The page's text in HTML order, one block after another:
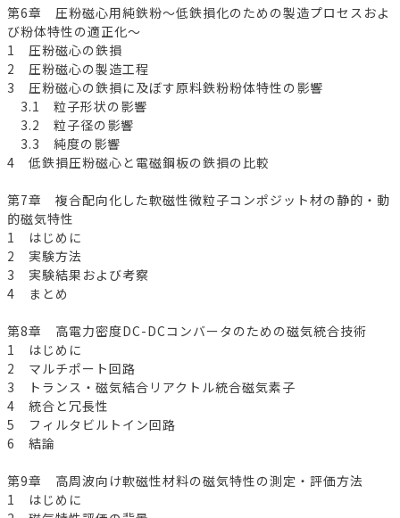
第6章 圧粉磁心用純鉄粉～低鉄損化のための製造プロセスおよ
び粉体特性の適正化～
1 圧粉磁心の鉄損
2 圧粉磁心の製造工程
3 圧粉磁心の鉄損に及ぼす原料鉄粉粉体特性の影響
3.1 粒子形状の影響
3.2 粒子径の影響
3.3 純度の影響
4 低鉄損圧粉磁心と電磁鋼板の鉄損の比較
第7章 複合配向化した軟磁性微粒子コンポジット材の静的・動
的磁気特性
1 はじめに
2 実験方法
3 実験結果および考察
4 まとめ
第8章 高電力密度DC-DCコンバータのための磁気統合技術
1 はじめに
2 マルチポート回路
3 トランス・磁気結合リアクトル統合磁気素子
4 統合と冗長性
5 フィルタビルトイン回路
6 結論
第9章 高周波向け軟磁性材料の磁気特性の測定・評価方法
1 はじめに